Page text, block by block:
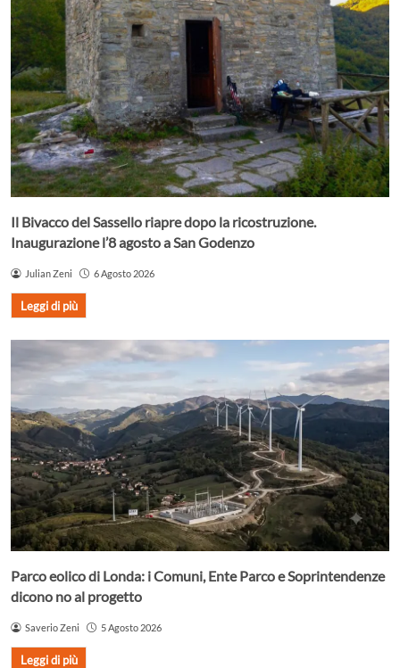
Il Bivacco del Sassello riapre dopo la ricostruzione.
Inaugurazione l’8 agosto a San Godenzo
Julian Zeni 6 Agosto 2026
Leggi di più
Parco eolico di Londa: i Comuni, Ente Parco e Soprintendenze
dicono no al progetto
Saverio Zeni 5 Agosto 2026
Leggi di più